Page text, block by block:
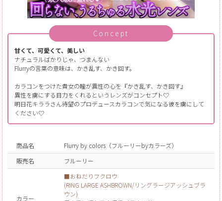
Concept
甘くて、可愛くて、美しい
ナチュラルばかりじゃ、つまんない
Flurryの言葉の意味は、かき乱す、かき回す。
カラコンをつけた貴女の瞳が異性の心を『かき乱す、かき回す』
異性を虜にする目力をくれるというレンズがコンセプト♡
明日花キララさん待望のプロデュースカラコンで気になる彼を虜にして
ください♡
商品名
Flurry by colors（フルーリーbyカラーズ）
販売名
フルーリー
カラー
■おねだりフクロウ
(RING LARGE ASHBROWN/リングラージアッシュブラ
ウン)